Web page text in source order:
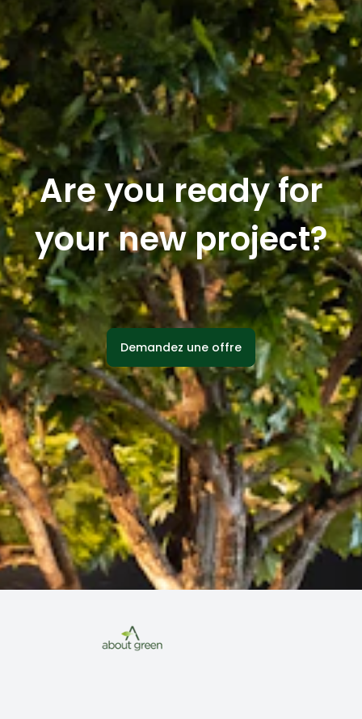
Are you ready for
your new project?
Demandez une offre